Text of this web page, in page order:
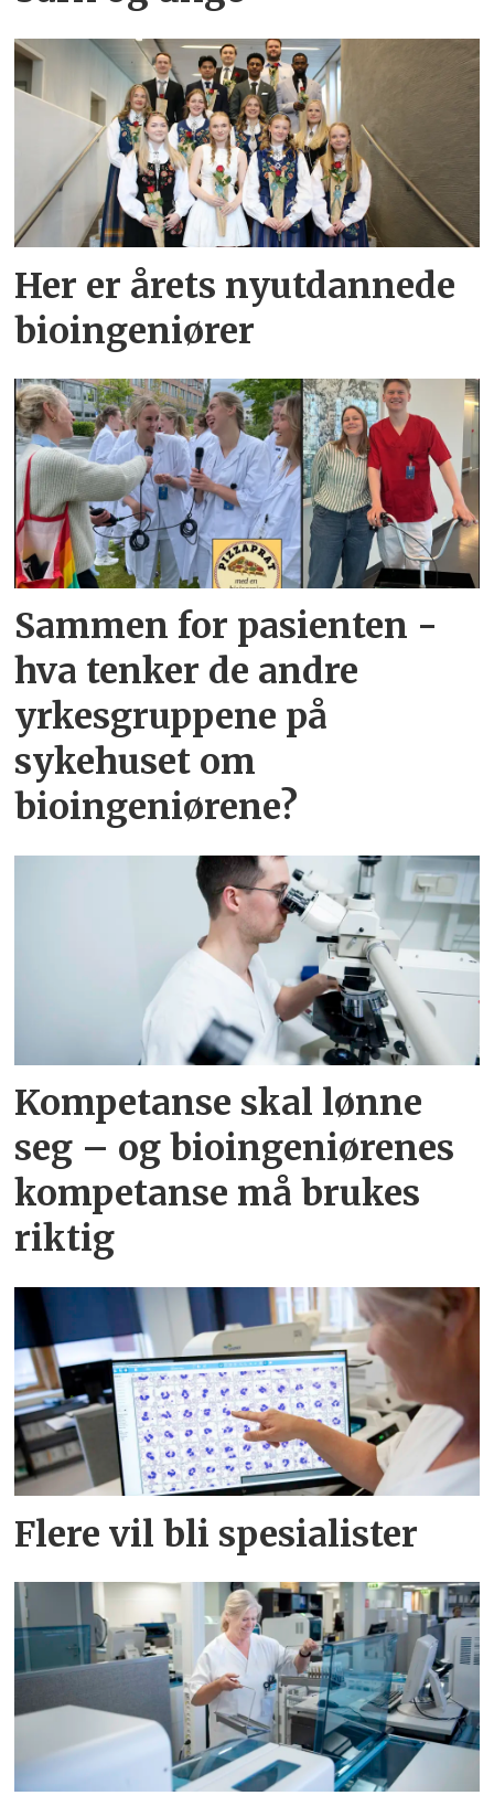
Her er årets nyutdannede
bioingeniører
Sammen for pasienten -
hva tenker de andre
yrkesgruppene på
sykehuset om
bioingeniørene?
Kompetanse skal lønne
seg – og bioingeniørenes
kompetanse må brukes
riktig
Flere vil bli spesialister